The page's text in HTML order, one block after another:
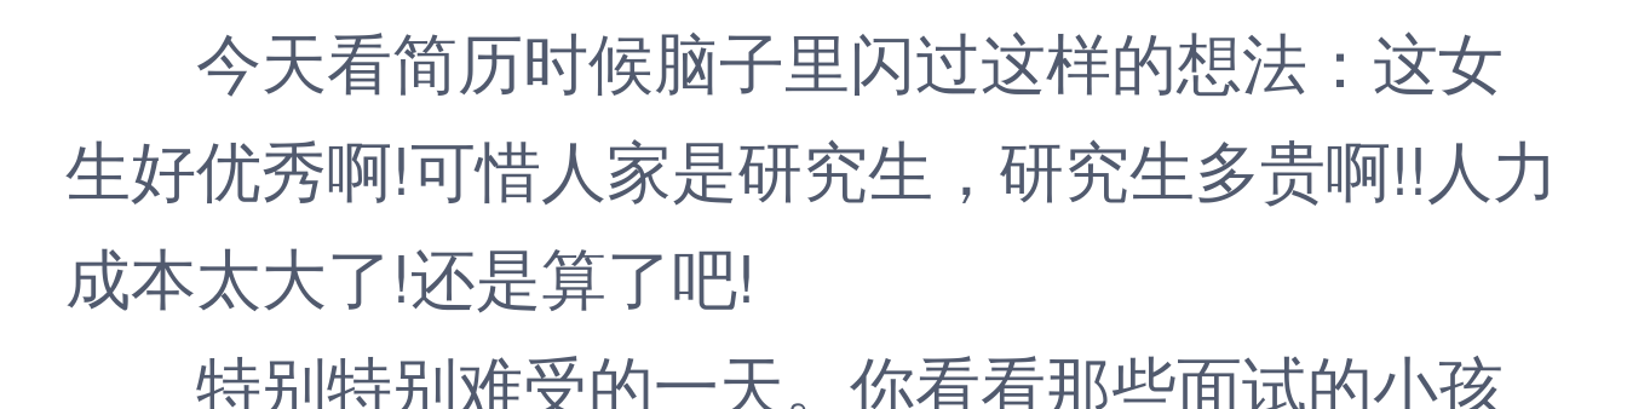
今天看简历时候脑子里闪过这样的想法：这女
生好优秀啊!可惜人家是研究生，研究生多贵啊!!人力
成本太大了!还是算了吧!
特别特别难受的一天。你看看那些面试的小孩